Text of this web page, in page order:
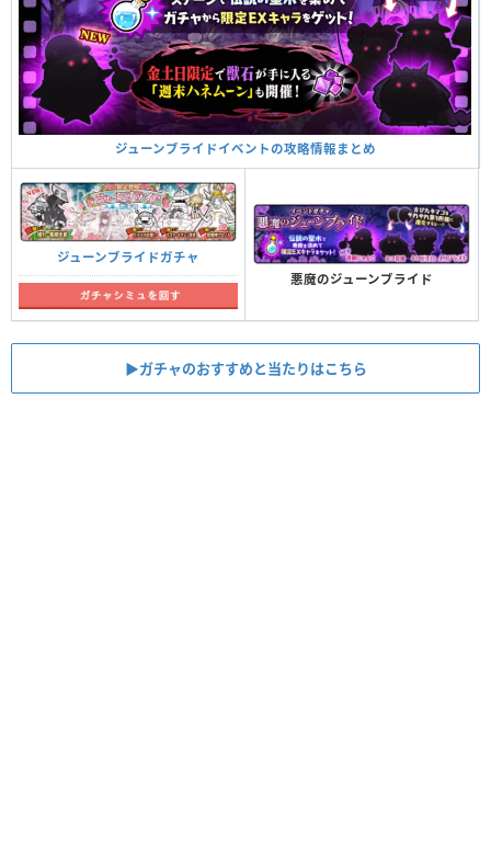
ジューンブライドイベントの攻略情報まとめ
ジューンブライドガチャ
悪魔のジューンブライド
▶︎ガチャのおすすめと当たりはこちら